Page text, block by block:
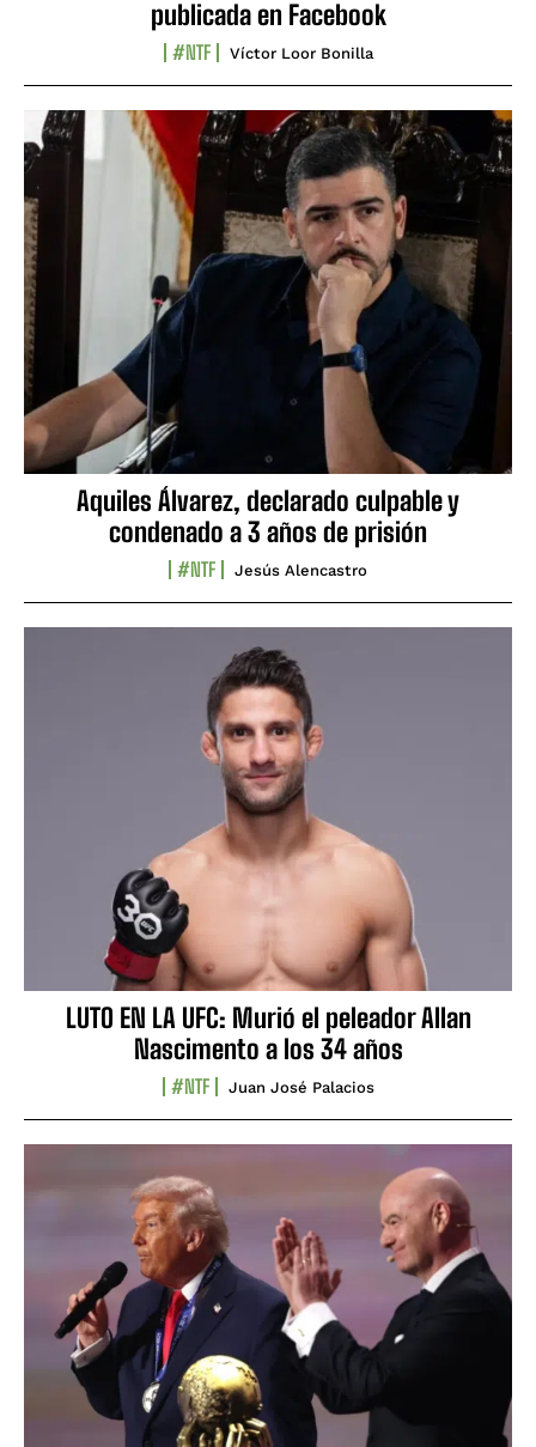
publicada en Facebook
#NTF Víctor Loor Bonilla
Aquiles Álvarez, declarado culpable y
condenado a 3 años de prisión
#NTF Jesús Alencastro
LUTO EN LA UFC: Murió el peleador Allan
Nascimento a los 34 años
#NTF Juan José Palacios